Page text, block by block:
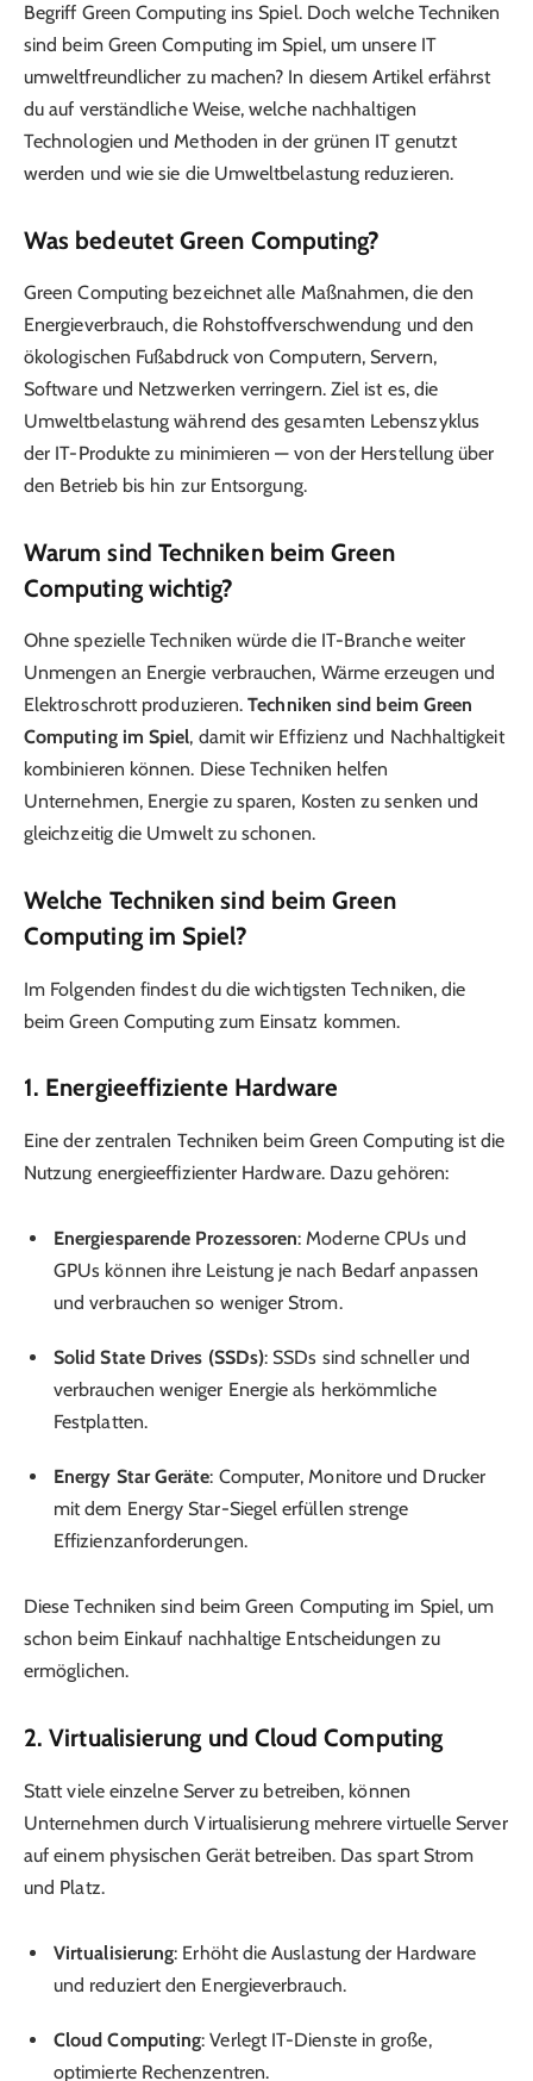
Begriff Green Computing ins Spiel. Doch welche Techniken
sind beim Green Computing im Spiel, um unsere IT
umweltfreundlicher zu machen? In diesem Artikel erfährst
du auf verständliche Weise, welche nachhaltigen
Technologien und Methoden in der grünen IT genutzt
werden und wie sie die Umweltbelastung reduzieren.
Was bedeutet Green Computing?
Green Computing bezeichnet alle Maßnahmen, die den
Energieverbrauch, die Rohstoffverschwendung und den
ökologischen Fußabdruck von Computern, Servern,
Software und Netzwerken verringern. Ziel ist es, die
Umweltbelastung während des gesamten Lebenszyklus
der IT-Produkte zu minimieren — von der Herstellung über
den Betrieb bis hin zur Entsorgung.
Warum sind Techniken beim Green
Computing wichtig?
Ohne spezielle Techniken würde die IT-Branche weiter
Unmengen an Energie verbrauchen, Wärme erzeugen und
Elektroschrott produzieren.Techniken sind beim Green
Computing im Spiel, damit wir Effizienz und Nachhaltigkeit
kombinieren können. Diese Techniken helfen
Unternehmen, Energie zu sparen, Kosten zu senken und
gleichzeitig die Umwelt zu schonen.
Welche Techniken sind beim Green
Computing im Spiel?
Im Folgenden findest du die wichtigsten Techniken, die
beim Green Computing zum Einsatz kommen.
1. Energieeffiziente Hardware
Eine der zentralen Techniken beim Green Computing ist die
Nutzung energieeffizienter Hardware. Dazu gehören:
Energiesparende Prozessoren: Moderne CPUs und
GPUs können ihre Leistung je nach Bedarf anpassen
und verbrauchen so weniger Strom.
Solid State Drives (SSDs): SSDs sind schneller und
verbrauchen weniger Energie als herkömmliche
Festplatten.
Energy Star Geräte: Computer, Monitore und Drucker
mit dem Energy Star-Siegel erfüllen strenge
Effizienzanforderungen.
Diese Techniken sind beim Green Computing im Spiel, um
schon beim Einkauf nachhaltige Entscheidungen zu
ermöglichen.
2. Virtualisierung und Cloud Computing
Statt viele einzelne Server zu betreiben, können
Unternehmen durch Virtualisierung mehrere virtuelle Server
auf einem physischen Gerät betreiben. Das spart Strom
und Platz.
Virtualisierung: Erhöht die Auslastung der Hardware
und reduziert den Energieverbrauch.
Cloud Computing: Verlegt IT-Dienste in große,
optimierte Rechenzentren.